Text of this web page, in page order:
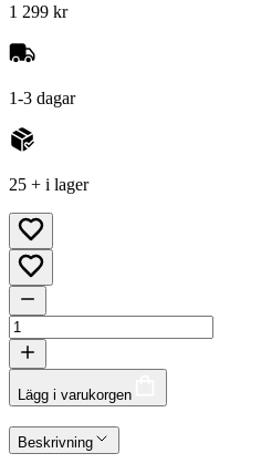
1 299 kr
1-3 dagar
25 + i lager
Lägg i varukorgen
Beskrivning